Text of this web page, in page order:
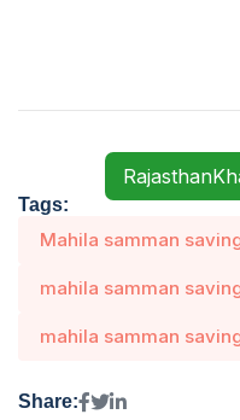
Tags:
Mahila samman
mahila samman
mahila samman
Share: